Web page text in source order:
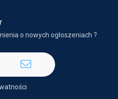
o nowych ogłoszeniach ?